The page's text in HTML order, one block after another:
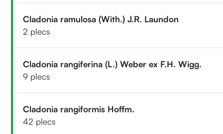
Cladonia ramulosa (With.) J.R. Laundon
2 plecs
Cladonia rangiferina (L.) Weber ex F.H. Wigg.
9 plecs
Cladonia rangiformis Hoffm.
42 plecs